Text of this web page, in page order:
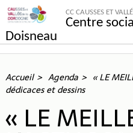
CC CAUSSES ET
Centre
Doisneau
Accueil Agenda
« LE
dédicaces et dessins
« LE